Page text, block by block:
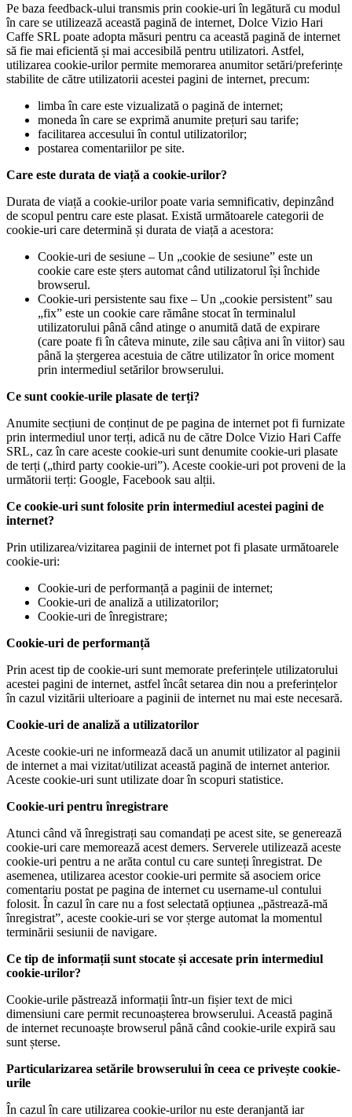
Pe baza feedback-ului transmis prin cookie-uri în legătură cu modul
în care se utilizează această pagină de internet, Dolce Vizio Hari
Caffe SRL poate adopta măsuri pentru ca această pagină de internet
să fie mai eficientă și mai accesibilă pentru utilizatori. Astfel,
utilizarea cookie-urilor permite memorarea anumitor setări/preferințe
stabilite de către utilizatorii acestei pagini de internet, precum:
limba în care este vizualizată o pagină de internet;
moneda în care se exprimă anumite prețuri sau tarife;
facilitarea accesului în contul utilizatorilor;
postarea comentariilor pe site.
Care este durata de viață a cookie-urilor?
Durata de viață a cookie-urilor poate varia semnificativ, depinzând
de scopul pentru care este plasat. Există următoarele categorii de
cookie-uri care determină și durata de viață a acestora:
Cookie-uri de sesiune – Un „cookie de sesiune” este un
cookie care este șters automat când utilizatorul își închide
browserul.
Cookie-uri persistente sau fixe – Un „cookie persistent” sau
„fix” este un cookie care rămâne stocat în terminalul
utilizatorului până când atinge o anumită dată de expirare
(care poate fi în câteva minute, zile sau câțiva ani în viitor) sau
până la ștergerea acestuia de către utilizator în orice moment
prin intermediul setărilor browserului.
Ce sunt cookie-urile plasate de terți?
Anumite secțiuni de conținut de pe pagina de internet pot fi furnizate
prin intermediul unor terți, adică nu de către Dolce Vizio Hari Caffe
SRL, caz în care aceste cookie-uri sunt denumite cookie-uri plasate
de terți („third party cookie-uri”). Aceste cookie-uri pot proveni de la
următorii terți: Google, Facebook sau alții.
Ce cookie-uri sunt folosite prin intermediul acestei pagini de
internet?
Prin utilizarea/vizitarea paginii de internet pot fi plasate următoarele
cookie-uri:
Cookie-uri de performanță a paginii de internet;
Cookie-uri de analiză a utilizatorilor;
Cookie-uri de înregistrare;
Cookie-uri de performanță
Prin acest tip de cookie-uri sunt memorate preferințele utilizatorului
acestei pagini de internet, astfel încât setarea din nou a preferințelor
în cazul vizitării ulterioare a paginii de internet nu mai este necesară.
Cookie-uri de analiză a utilizatorilor
Aceste cookie-uri ne informează dacă un anumit utilizator al paginii
de internet a mai vizitat/utilizat această pagină de internet anterior.
Aceste cookie-uri sunt utilizate doar în scopuri statistice.
Cookie-uri pentru înregistrare
Atunci când vă înregistrați sau comandați pe acest site, se generează
cookie-uri care memorează acest demers. Serverele utilizează aceste
cookie-uri pentru a ne arăta contul cu care sunteți înregistrat. De
asemenea, utilizarea acestor cookie-uri permite să asociem orice
comentariu postat pe pagina de internet cu username-ul contului
folosit. În cazul în care nu a fost selectată opțiunea „păstrează-mă
înregistrat”, aceste cookie-uri se vor șterge automat la momentul
terminării sesiunii de navigare.
Ce tip de informații sunt stocate și accesate prin intermediul
cookie-urilor?
Cookie-urile păstrează informații într-un fișier text de mici
dimensiuni care permit recunoașterea browserului. Această pagină
de internet recunoaște browserul până când cookie-urile expiră sau
sunt șterse.
Particularizarea setările browserului în ceea ce privește cookie-
urile
În cazul în care utilizarea cookie-urilor nu este deranjantă iar